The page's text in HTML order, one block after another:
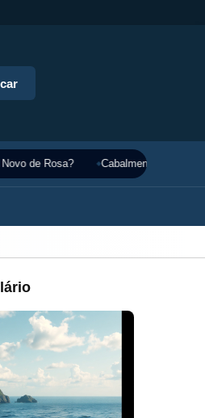
de Rosa? Cabalmente